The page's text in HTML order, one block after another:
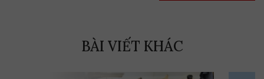
BÀI VIẾT KHÁC